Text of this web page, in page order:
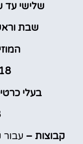
שלישי עד
שבת
18 + –
בעלי
קבוצות –